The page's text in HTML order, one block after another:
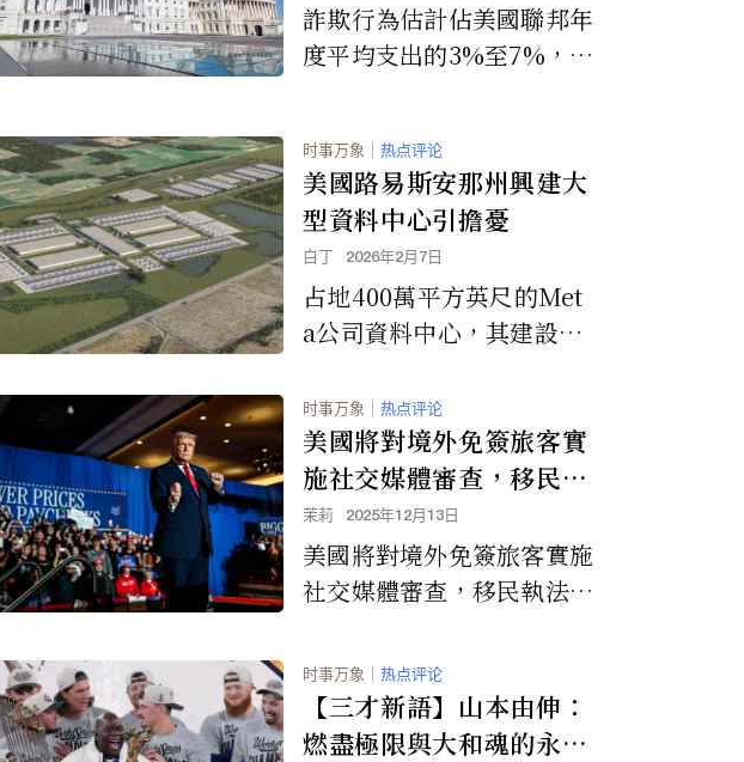
詐欺行為估計佔美國聯邦年
度平均支出的3%至7%，美
时事万象 ｜ 热点评论
美國路易斯安那州興建大
型資料中心引擔憂
白丁 2026年2月7日
占地400萬平方英尺的Met
a公司資料中心，其建設正
时事万象 ｜ 热点评论
美國將對境外免簽旅客實
施社交媒體審查，移民執
法力度加大
茉莉 2025年12月13日
美國將對境外免簽旅客實施
社交媒體審查，移民執法力
时事万象 ｜ 热点评论
【三才新語】山本由伸：
燃盡極限與大和魂的永恆